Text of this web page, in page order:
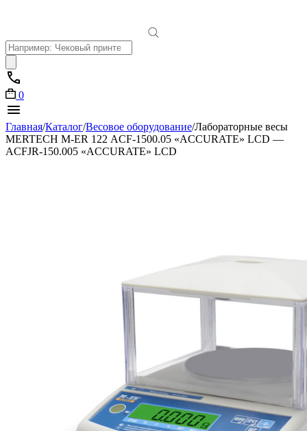
Поиск
товаров
0
Главная/Каталог/Весовое оборудование/Лабораторные весы
MERTECH M-ER 122 АCF-1500.05 «ACCURATE» LСD —
АCFJR-150.005 «ACCURATE» LСD